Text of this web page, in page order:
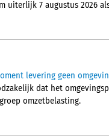
uiterlijk 7 augustus 2026
levering geen
dat het
omzetbelasting.